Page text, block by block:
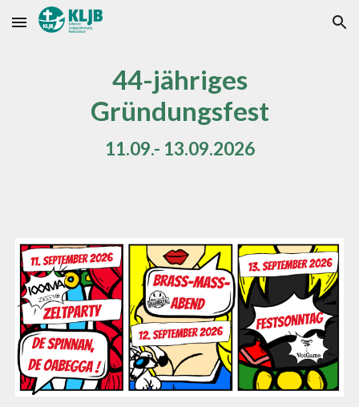
Skip to main content Skip to navigation
44-jähriges
Gründungsfest
11.09.- 13.09.2026